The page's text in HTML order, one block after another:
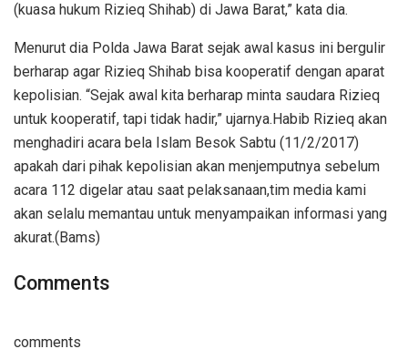
(kuasa hukum Rizieq Shihab) di Jawa Barat,” kata dia.
Menurut dia Polda Jawa Barat sejak awal kasus ini bergulir
berharap agar Rizieq Shihab bisa kooperatif dengan aparat
kepolisian. “Sejak awal kita berharap minta saudara Rizieq
untuk kooperatif, tapi tidak hadir,” ujarnya.Habib Rizieq akan
menghadiri acara bela Islam Besok Sabtu (11/2/2017)
apakah dari pihak kepolisian akan menjemputnya sebelum
acara 112 digelar atau saat pelaksanaan,tim media kami
akan selalu memantau untuk menyampaikan informasi yang
akurat.(Bams)
Comments
comments